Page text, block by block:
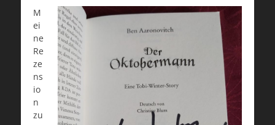
M
ei
ne
Re
ze
ns
io
n
zu